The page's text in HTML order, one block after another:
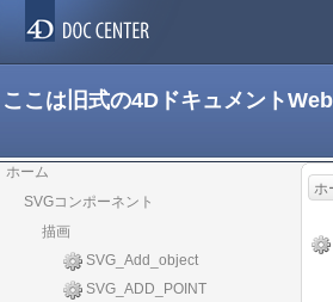
ここは旧式の4Dドキュメント
ホーム
SVGコンポーネント
描画
SVG_Add_object
SVG_ADD_POINT
ホ